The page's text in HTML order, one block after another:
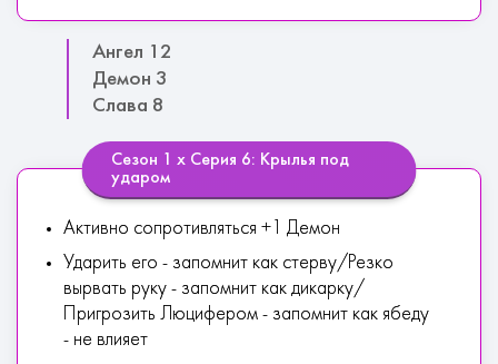
Ангел 12
Демон 3
Слава 8
Сезон 1 х Серия 6: Крылья под
ударом
Активно сопротивляться +1 Демон
Ударить его - запомнит как стерву/Резко
вырвать руку - запомнит как дикарку/
Пригрозить Люцифером - запомнит как ябеду
- не влияет